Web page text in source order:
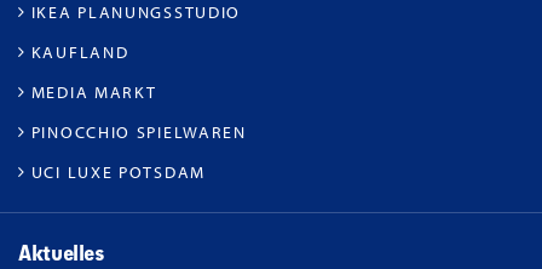
IKEA PLANUNGSSTUDIO
KAUFLAND
MEDIA MARKT
PINOCCHIO SPIELWAREN
UCI LUXE POTSDAM
Aktuelles